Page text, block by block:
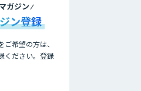
ーダーメイドAI
材育成研修
ガジン
ン登録
希望の方は、
ください。登録